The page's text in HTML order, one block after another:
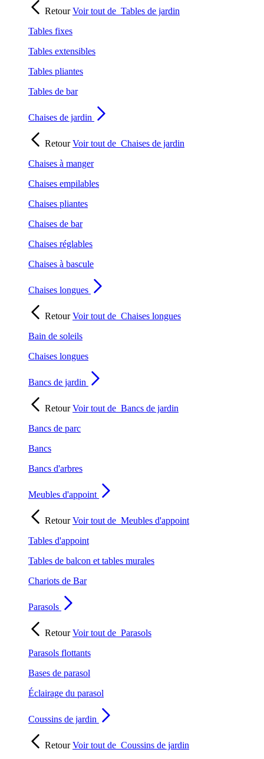
RetourVoir tout de Tables de jardin
Tables fixes
Tables extensibles
Tables pliantes
Tables de bar
Chaises de jardin
RetourVoir tout de Chaises de jardin
Chaises à manger
Chaises empilables
Chaises pliantes
Chaises de bar
Chaises réglables
Chaises à bascule
Chaises longues
RetourVoir tout de Chaises longues
Bain de soleils
Chaises longues
Bancs de jardin
RetourVoir tout de Bancs de jardin
Bancs de parc
Bancs
Bancs d'arbres
Meubles d'appoint
RetourVoir tout de Meubles d'appoint
Tables d'appoint
Tables de balcon et tables murales
Chariots de Bar
Parasols
RetourVoir tout de Parasols
Parasols flottants
Bases de parasol
Éclairage du parasol
Coussins de jardin
RetourVoir tout de Coussins de jardin